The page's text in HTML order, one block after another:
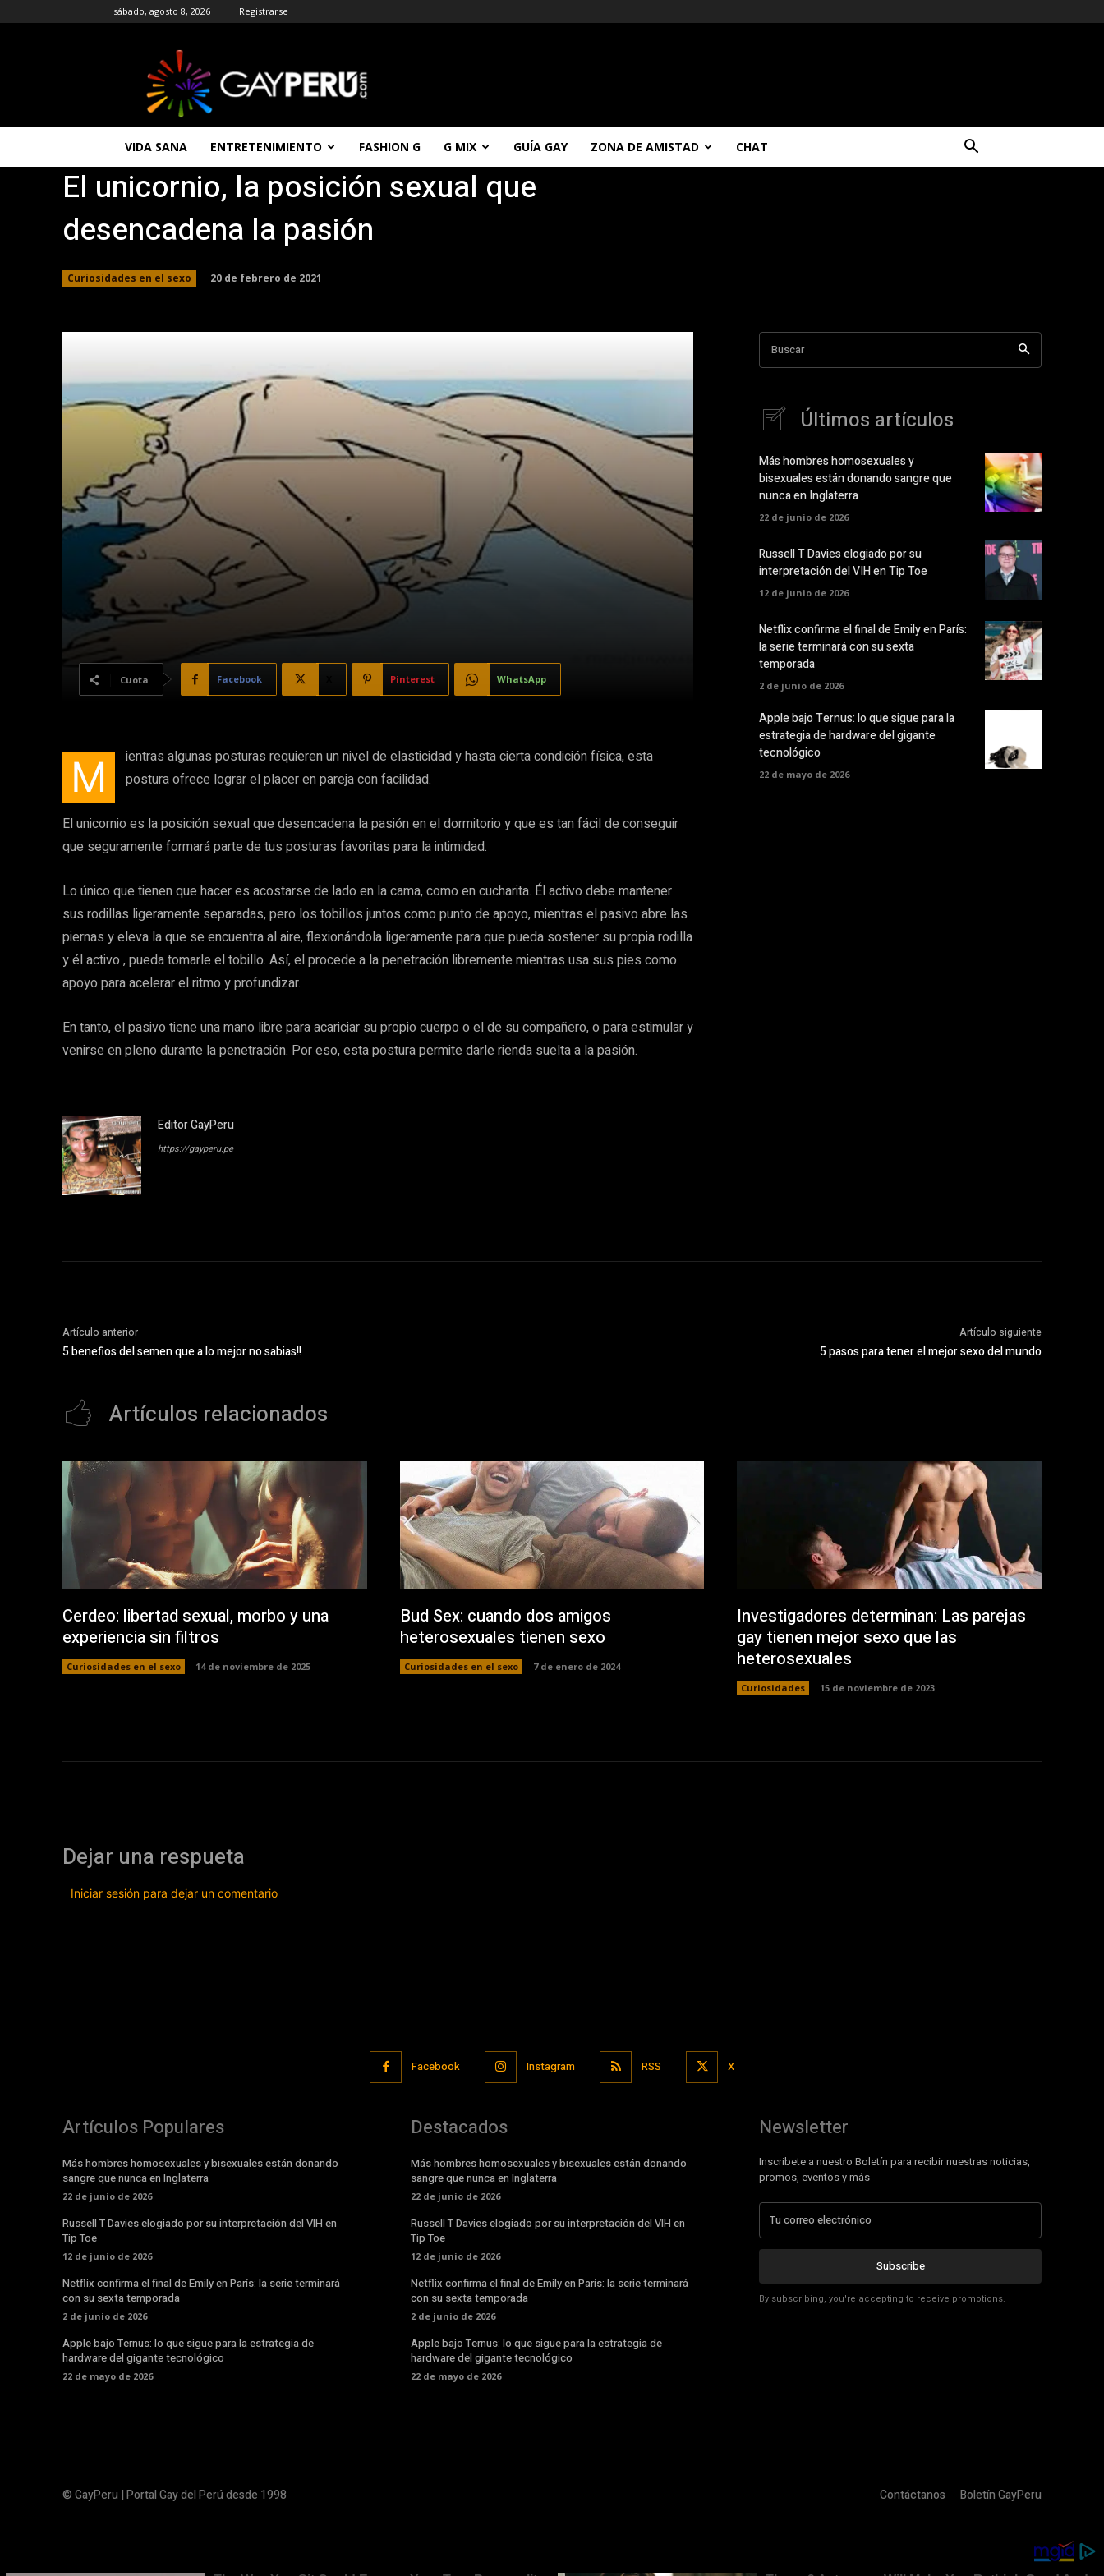
sábado, agosto 8, 2026 Registrarse
|
Entretenimiento
Noticias
Chat
Gay
Gratis
Peru
VIDA SANA ENTRETENIMIENTO FASHION G G MIX GUÍA GAY ZONA DE AMISTAD CHAT
El unicornio, la posición sexual que
desencadena la pasión
Curiosidades en el sexo 20 de febrero de 2021
Cuota Facebook Pinterest WhatsApp
M
ientras algunas posturas requieren un nivel de elasticidad y hasta cierta condición física, esta
postura ofrece lograr el placer en pareja con facilidad.
El unicornio es la posición sexual que desencadena la pasión en el dormitorio y que es tan fácil de conseguir
que seguramente formará parte de tus posturas favoritas para la intimidad.
Lo único que tienen que hacer es acostarse de lado en la cama, como en cucharita. Él activo debe mantener
sus rodillas ligeramente separadas, pero los tobillos juntos como punto de apoyo, mientras el pasivo abre las
piernas y eleva la que se encuentra al aire, flexionándola ligeramente para que pueda sostener su propia rodilla
y él activo , pueda tomarle el tobillo. Así, el procede a la penetración libremente mientras usa sus pies como
apoyo para acelerar el ritmo y profundizar.
En tanto, el pasivo tiene una mano libre para acariciar su propio cuerpo o el de su compañero, o para estimular y
venirse en pleno durante la penetración. Por eso, esta postura permite darle rienda suelta a la pasión.
Editor GayPeru
https://gayperu.pe
Buscar
Últimos artículos
Más hombres homosexuales y
bisexuales están donando sangre que
nunca en Inglaterra
22 de junio de 2026
Russell T Davies elogiado por su
interpretación del VIH en Tip Toe
12 de junio de 2026
Netflix confirma el final de Emily en París:
la serie terminará con su sexta
temporada
2 de junio de 2026
Apple bajo Ternus: lo que sigue para la
estrategia de hardware del gigante
tecnológico
22 de mayo de 2026
Artículo anterior
5 benefios del semen que a lo mejor no sabias!!
Artículo siguiente
5 pasos para tener el mejor sexo del mundo
Artículos relacionados
Cerdeo: libertad sexual, morbo y una
experiencia sin filtros
Curiosidades en el sexo 14 de noviembre de 2025
Bud Sex: cuando dos amigos
heterosexuales tienen sexo
Curiosidades en el sexo 7 de enero de 2024
Investigadores determinan: Las parejas
gay tienen mejor sexo que las
heterosexuales
Curiosidades 15 de noviembre de 2023
Dejar una respueta
Iniciar sesión para dejar un comentario
Facebook Instagram RSS X
Artículos Populares
Más hombres homosexuales y bisexuales están donando
sangre que nunca en Inglaterra
22 de junio de 2026
Russell T Davies elogiado por su interpretación del VIH en
Tip Toe
12 de junio de 2026
Netflix confirma el final de Emily en París: la serie terminará
con su sexta temporada
2 de junio de 2026
Apple bajo Ternus: lo que sigue para la estrategia de
hardware del gigante tecnológico
22 de mayo de 2026
Destacados
Más hombres homosexuales y bisexuales están donando
sangre que nunca en Inglaterra
22 de junio de 2026
Russell T Davies elogiado por su interpretación del VIH en
Tip Toe
12 de junio de 2026
Netflix confirma el final de Emily en París: la serie terminará
con su sexta temporada
2 de junio de 2026
Apple bajo Ternus: lo que sigue para la estrategia de
hardware del gigante tecnológico
22 de mayo de 2026
Newsletter
Inscribete a nuestro Boletín para recibir nuestras noticias,
promos, eventos y más
Subscribe
By subscribing, you're accepting to receive promotions.
© GayPeru | Portal Gay del Perú desde 1998 Contáctanos Boletín GayPeru